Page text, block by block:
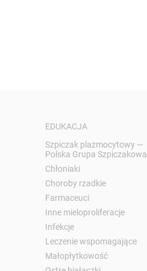
EDUKACJA
Szpiczak plazmocytowy —
Polska Grupa Szpiczakowa
Chłoniaki
Choroby rzadkie
Farmaceuci
Inne mieloproliferacje
Infekcje
Leczenie wspomagające
Małopłytkowość